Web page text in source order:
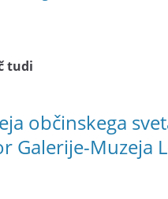
tudi
občinskega
Galerije-Muzeja